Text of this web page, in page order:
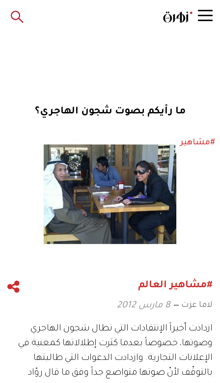
ما رأيكم بصوت شجون الهاجري؟
#مشاهير
#مشاهير العالم
لاما عزت 8 مارس 2012
ازدادت أخيراً الإنتقادات التي تطال شجون الهاجري
وصوتها، خصوصاً بعدما كثرت إطلالاتها كمغنية في
الإعلانات التجارية. وازدادت الدعوات التي طالبتها
بالتوقّف لأنّ صوتها متواضع جداً وفق ما قال روّاد